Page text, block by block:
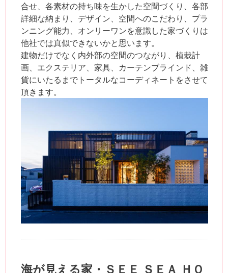
合せ、各素材の持ち味を生かした空間づくり、各部
詳細な納まり、デザイン、空間へのこだわり、プラ
ンニング能力、オンリーワンを意識した家づくりは
他社では真似できないかと思います。
建物だけでなく内外部の空間のつながり、植栽計
画、エクステリア、家具、カーテンブラインド、雑
貨にいたるまでトータルなコーディネートをさせて
頂きます。
海が見える家・ＳＥＥ ＳＥＡ ＨＯ